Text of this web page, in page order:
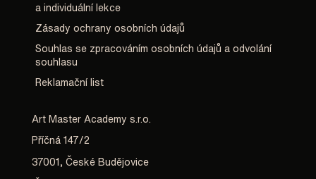
a individuální lekce
Zásady ochrany osobních údajů
Souhlas se zpracováním osobních údajů a odvolání
souhlasu
Reklamační list
Art Master Academy s.r.o.
Příčná 147/2
37001, České Budějovice